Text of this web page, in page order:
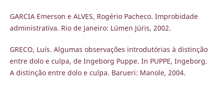
GARCIA Emerson e ALVES, Rogério Pacheco. Improbidade
administrativa. Rio de Janeiro: Lúmen Júris, 2002.
GRECO, Luís. Algumas observações introdutórias à distinção
entre dolo e culpa, de Ingeborg Puppe. In PUPPE, Ingeborg.
A distinção entre dolo e culpa. Barueri: Manole, 2004.